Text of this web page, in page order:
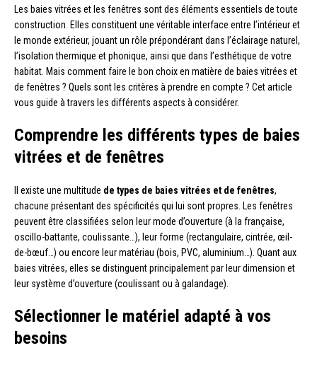
Les baies vitrées et les fenêtres sont des éléments essentiels de toute
construction. Elles constituent une véritable interface entre l’intérieur et
le monde extérieur, jouant un rôle prépondérant dans l’éclairage naturel,
l’isolation thermique et phonique, ainsi que dans l’esthétique de votre
habitat. Mais comment faire le bon choix en matière de baies vitrées et
de fenêtres ? Quels sont les critères à prendre en compte ? Cet article
vous guide à travers les différents aspects à considérer.
Comprendre les différents types de baies
vitrées et de fenêtres
Il existe une multitude de types de baies vitrées et de fenêtres,
chacune présentant des spécificités qui lui sont propres. Les fenêtres
peuvent être classifiées selon leur mode d’ouverture (à la française,
oscillo-battante, coulissante…), leur forme (rectangulaire, cintrée, œil-
de-bœuf…) ou encore leur matériau (bois, PVC, aluminium…). Quant aux
baies vitrées, elles se distinguent principalement par leur dimension et
leur système d’ouverture (coulissant ou à galandage).
Sélectionner le matériel adapté à vos
besoins